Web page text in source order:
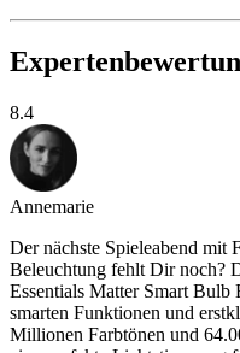
8.4
Annemarie
Der nächste Spieleabend mit
Beleuchtung fehlt Dir noch?
Essentials Matter Smart Bulb
smarten Funktionen und
Millionen Farbtönen und